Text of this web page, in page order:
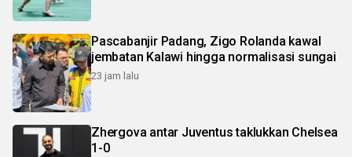
Pascabanjir Padang, Zigo Rolanda kawal
jembatan Kalawi hingga normalisasi sungai
23 jam lalu
Zhergova antar Juventus taklukkan Chelsea
1-0